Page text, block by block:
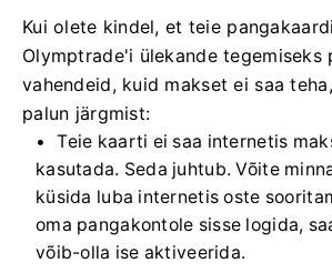
Kui olete kindel, et teie
Olymptrade'i ülekande tegemiseks
vahendeid, kuid makset ei saa
palun järgmist:
Teie kaarti ei saa internetis
kasutada. Seda juhtub. Võite
küsida luba internetis oste
oma pangakontole sisse logida,
võib-olla ise aktiveerida.